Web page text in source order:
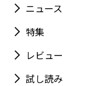
ニュース
特集
レビュー
試し読み